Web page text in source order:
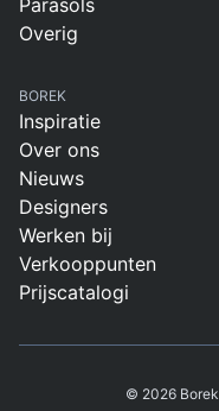
Parasols
Overig
BOREK
Inspiratie
Over ons
Nieuws
Designers
Werken bij
Verkooppunten
Prijscatalogi
© 2026 Borek